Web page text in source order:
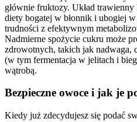
głównie fruktozy. Układ
diety bogatej w błonnik i ubogiej
trudności z efektywnym
Nadmierne spożycie cukru może
zdrowotnych, takich jak nadwaga,
(w tym fermentacja w jelitach i
wątrobą.
Bezpieczne owoce i jak je
Kiedy już zdecydujesz się podać